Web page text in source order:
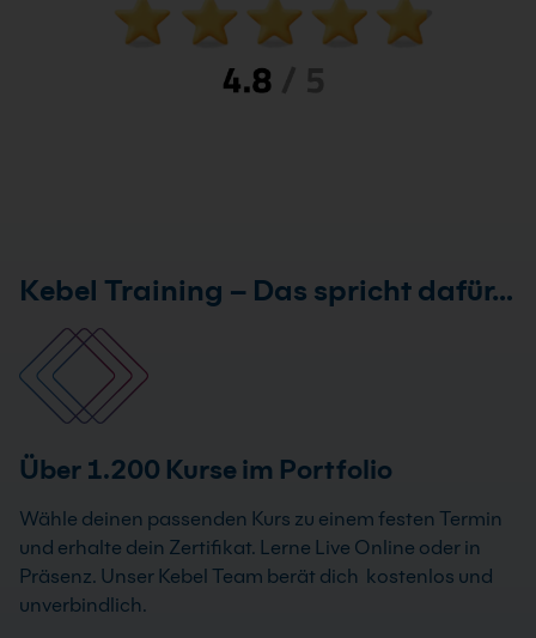
Kebel Training – Das spricht dafür…
Über 1.200 Kurse im Portfolio
Wähle deinen passenden Kurs zu einem festen Termin
und erhalte dein Zertifikat. Lerne Live Online oder in
Präsenz. Unser Kebel Team berät dich kostenlos und
unverbindlich.